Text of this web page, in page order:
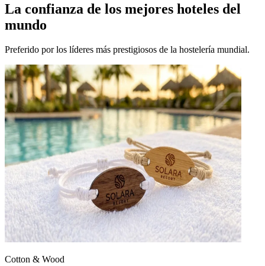
La confianza de los mejores hoteles del
mundo
Preferido por los líderes más prestigiosos de la hostelería mundial.
Cotton & Wood